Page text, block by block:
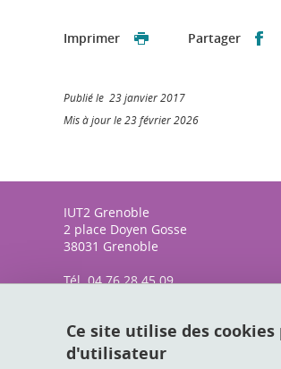
Imprimer Partager
Publié le 23 janvier 2017
Mis à jour le 23 février 2026
IUT2 Grenoble
2 place Doyen Gosse
38031 Grenoble
Tél. 04 76 28 45 09
Ce site utilise des
d'utilisateur